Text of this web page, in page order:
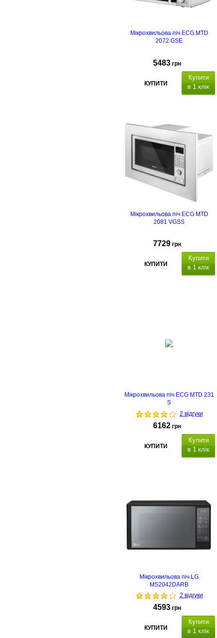
Мікрохвильова піч ECG MTD
2072 GSE
5483 грн
КУПИТИ
Купити
в 1 клік
Мікрохвильова піч ECG MTD
2081 VGSS
7729 грн
КУПИТИ
Купити
в 1 клік
Мікрохвильова піч ECG MTD 231
S
2 відгуки
6162 грн
КУПИТИ
Купити
в 1 клік
Мікрохвильова піч LG
MS2042DARB
2 відгуки
4593 грн
КУПИТИ
Купити
в 1 клік